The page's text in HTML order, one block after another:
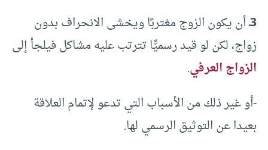
3ـأن يكون الزوج مغتربًا ويخشى الانحراف بدون
زواج، لكن لو قيد رسميًّا تترتب عليه مشاكل فيلجأ إلى
الزواج العرفي.
-أو غير ذلك من الأسباب التي تدعو لإتمام العلاقة
بعيدا عن التوثيق الرسمي لها.